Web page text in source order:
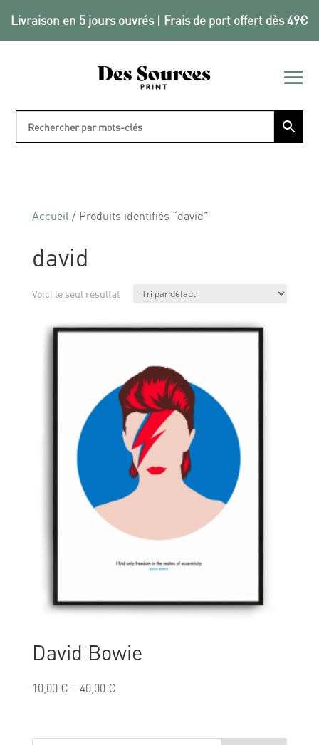
Livraison en 5 jours ouvrés | Frais de port offert dès 49€
Accueil / Produits identifiés “david”
david
Voici le seul résultat
David Bowie
10,00€ –40,00€